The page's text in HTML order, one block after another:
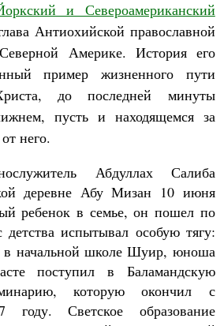
и Североамериканский
Антиохийской православной
Америке. История его
пример жизненного пути
до последней минуты
пусть и находящемся за
него.
Абдуллах Салиба
деревне Абу Мизан 10 июня
ребенок в семье, он пошел по
испытывал особую тягу:
в начальной школе Шуир, юноша
поступил в Баламандскую
которую окончил с
Светское образование